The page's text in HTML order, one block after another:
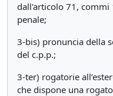
dall'articolo 71, commi
penale;
3-bis) pronuncia della
del c.p.p.;
3-ter) rogatorie
che dispone una